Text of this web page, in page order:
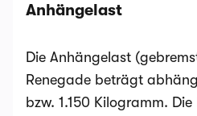
Anhängelast
Die Anhängelast
Renegade beträgt
bzw. 1.150 Kilogramm.